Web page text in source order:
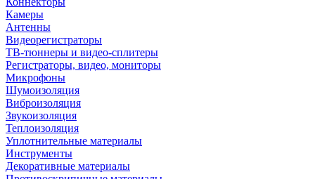
Камеры
Антенны
Видеорегистраторы
ТВ-тюннеры и видео-сплитеры
Регистраторы, видео, мониторы
Микрофоны
Шумоизоляция
Виброизоляция
Звукоизоляция
Теплоизоляция
Уплотнительные материалы
Инструменты
Декоративные материалы